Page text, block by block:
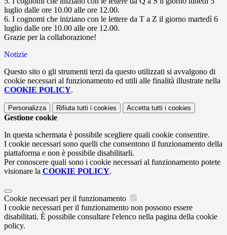
luglio dalle ore 10.00 alle ore 12.00.
6. I cognomi che iniziano con le lettere da T a Z il giorno martedì 6
luglio dalle ore 10.00 alle ore 12.00.
Grazie per la collaborazione!
Notizie
Questo sito o gli strumenti terzi da questo utilizzati si avvalgono di
cookie necessari al funzionamento ed utili alle finalità illustrate nella
COOKIE POLICY.
Personalizza Rifiuta tutti i cookies Accetta tutti i cookies
Gestione cookie
In questa schermata è possibile scegliere quali cookie consentire.
I cookie necessari sono quelli che consentono il funzionamento della
piattaforma e non è possibile disabilitarli.
Per conoscere quali sono i cookie necessari al funzionamento potete
visionare la COOKIE POLICY.
Cookie necessari per il funzionamento
I cookie necessari per il funzionamento non possono essere
disabilitati. È possibile consultare l'elenco nella pagina della cookie
policy.